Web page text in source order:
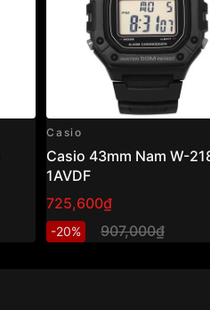
Casio
Casio 43mm Nam W-
1AVDF
725,600₫
-20% 907,000₫